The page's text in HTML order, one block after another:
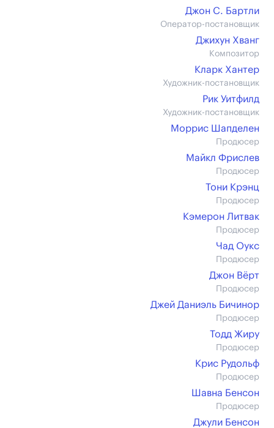
Джон С. Бартли
Оператор-постановщик
Джихун Хванг
Композитор
Кларк Хантер
Художник-постановщик
Рик Уитфилд
Художник-постановщик
Моррис Шапделен
Продюсер
Майкл Фрислев
Продюсер
Тони Крэнц
Продюсер
Кэмерон Литвак
Продюсер
Чад Оукс
Продюсер
Джон Вёрт
Продюсер
Джей Даниэль Бичинор
Продюсер
Тодд Жиру
Продюсер
Крис Рудольф
Продюсер
Шавна Бенсон
Продюсер
Джули Бенсон